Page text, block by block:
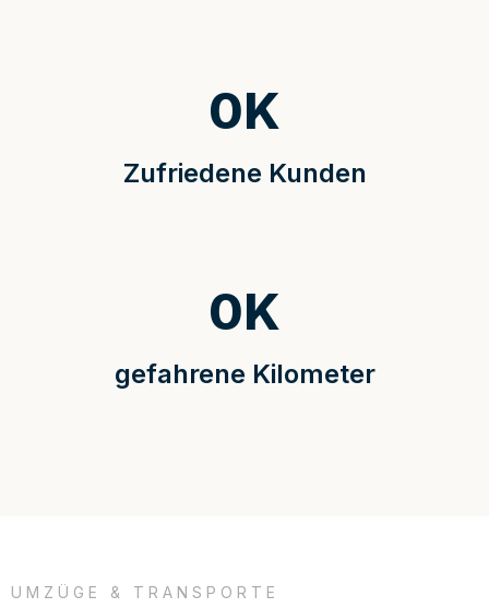
Zufriedene Kunden
0K
gefahrene Kilometer
0K
UMZÜGE & TRANSPORTE